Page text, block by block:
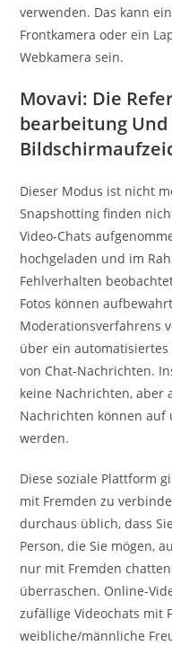
verwenden. Das kann
Frontkamera oder ein
Webkamera sein.
Movavi: Die
bearbeitung
Dieser Modus ist nicht
Snapshotting finden
Video-Chats
hochgeladen und im
Fehlverhalten
Fotos können
Moderationsverfahrens
über ein automatisiertes
von Chat-Nachrichten.
keine Nachrichten, aber
Nachrichten können
werden.
Diese soziale Plattform
mit Fremden zu
durchaus üblich, dass
Person, die Sie mögen,
nur mit Fremden
überraschen. Online-
zufällige Videochats mit
weibliche/männliche